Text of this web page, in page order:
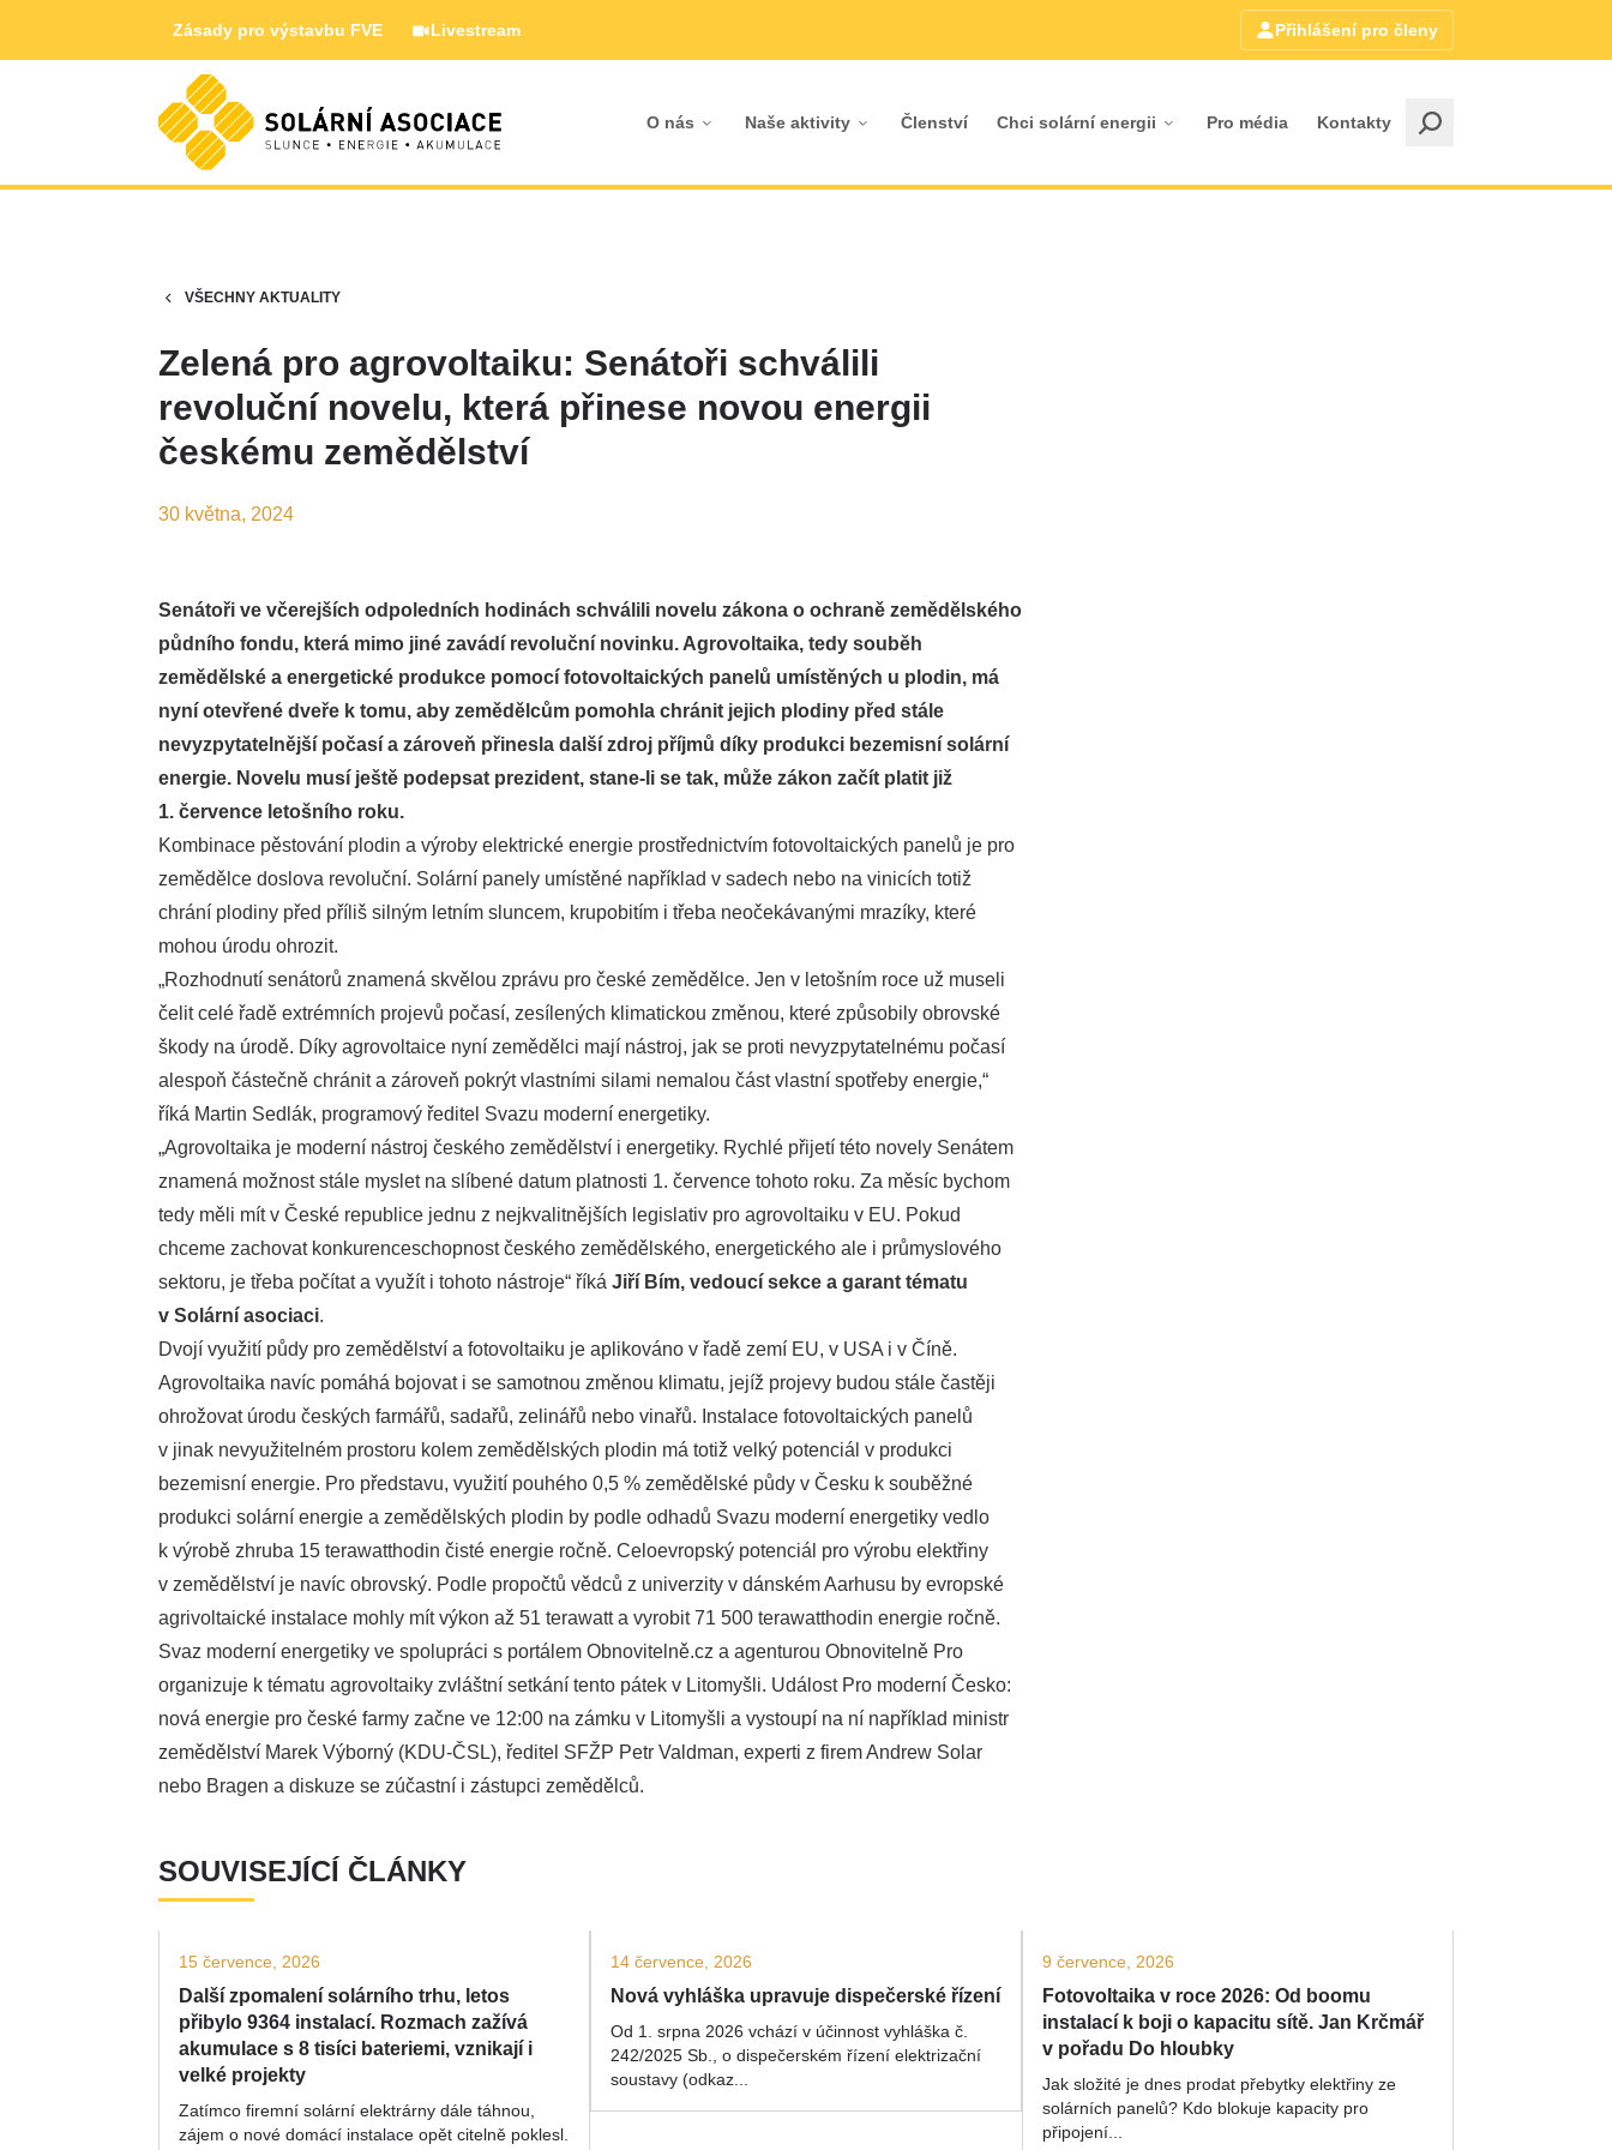
Zásady pro výstavbu FVE Livestream Přihlášení pro členy
O nás Naše aktivity Členství Chci solární energii Pro média Kontakty
VŠECHNY AKTUALITY
Zelená pro agrovoltaiku: Senátoři schválili
revoluční novelu, která přinese novou energii
českému zemědělství
30 května, 2024
Senátoři ve včerejších odpoledních hodinách schválili novelu zákona o ochraně zemědělského
půdního fondu, která mimo jiné zavádí revoluční novinku. Agrovoltaika, tedy souběh
zemědělské a energetické produkce pomocí fotovoltaických panelů umístěných u plodin, má
nyní otevřené dveře k tomu, aby zemědělcům pomohla chránit jejich plodiny před stále
nevyzpytatelnější počasí a zároveň přinesla další zdroj příjmů díky produkci bezemisní solární
energie. Novelu musí ještě podepsat prezident, stane-li se tak, může zákon začít platit již
1. července letošního roku.
Kombinace pěstování plodin a výroby elektrické energie prostřednictvím fotovoltaických panelů je pro
zemědělce doslova revoluční. Solární panely umístěné například v sadech nebo na vinicích totiž
chrání plodiny před příliš silným letním sluncem, krupobitím i třeba neočekávanými mrazíky, které
mohou úrodu ohrozit.
„Rozhodnutí senátorů znamená skvělou zprávu pro české zemědělce. Jen v letošním roce už museli
čelit celé řadě extrémních projevů počasí, zesílených klimatickou změnou, které způsobily obrovské
škody na úrodě. Díky agrovoltaice nyní zemědělci mají nástroj, jak se proti nevyzpytatelnému počasí
alespoň částečně chránit a zároveň pokrýt vlastními silami nemalou část vlastní spotřeby energie,“
říká Martin Sedlák, programový ředitel Svazu moderní energetiky.
„Agrovoltaika je moderní nástroj českého zemědělství i energetiky. Rychlé přijetí této novely Senátem
znamená možnost stále myslet na slíbené datum platnosti 1. července tohoto roku. Za měsíc bychom
tedy měli mít v České republice jednu z nejkvalitnějších legislativ pro agrovoltaiku v EU. Pokud
chceme zachovat konkurenceschopnost českého zemědělského, energetického ale i průmyslového
sektoru, je třeba počítat a využít i tohoto nástroje“ říká Jiří Bím, vedoucí sekce a garant tématu
v Solární asociaci.
Dvojí využití půdy pro zemědělství a fotovoltaiku je aplikováno v řadě zemí EU, v USA i v Číně.
Agrovoltaika navíc pomáhá bojovat i se samotnou změnou klimatu, jejíž projevy budou stále častěji
ohrožovat úrodu českých farmářů, sadařů, zelinářů nebo vinařů. Instalace fotovoltaických panelů
v jinak nevyužitelném prostoru kolem zemědělských plodin má totiž velký potenciál v produkci
bezemisní energie. Pro představu, využití pouhého 0,5 % zemědělské půdy v Česku k souběžné
produkci solární energie a zemědělských plodin by podle odhadů Svazu moderní energetiky vedlo
k výrobě zhruba 15 terawatthodin čisté energie ročně. Celoevropský potenciál pro výrobu elektřiny
v zemědělství je navíc obrovský. Podle propočtů vědců z univerzity v dánském Aarhusu by evropské
agrivoltaické instalace mohly mít výkon až 51 terawatt a vyrobit 71 500 terawatthodin energie ročně.
Svaz moderní energetiky ve spolupráci s portálem Obnovitelně.cz a agenturou Obnovitelně Pro
organizuje k tématu agrovoltaiky zvláštní setkání tento pátek v Litomyšli. Událost Pro moderní Česko:
nová energie pro české farmy začne ve 12:00 na zámku v Litomyšli a vystoupí na ní například ministr
zemědělství Marek Výborný (KDU-ČSL), ředitel SFŽP Petr Valdman, experti z firem Andrew Solar
nebo Bragen a diskuze se zúčastní i zástupci zemědělců.
SOUVISEJÍCÍ ČLÁNKY
15 července, 2026
Další zpomalení solárního trhu, letos
přibylo 9364 instalací. Rozmach zažívá
akumulace s 8 tisíci bateriemi, vznikají i
velké projekty
Zatímco firemní solární elektrárny dále táhnou,
zájem o nové domácí instalace opět citelně poklesl.
14 července, 2026
Nová vyhláška upravuje dispečerské řízení
Od 1. srpna 2026 vchází v účinnost vyhláška č.
242/2025 Sb., o dispečerském řízení elektrizační
soustavy (odkaz...
9 července, 2026
Fotovoltaika v roce 2026: Od boomu
instalací k boji o kapacitu sítě. Jan Krčmář
v pořadu Do hloubky
Jak složité je dnes prodat přebytky elektřiny ze
solárních panelů? Kdo blokuje kapacity pro
připojení...